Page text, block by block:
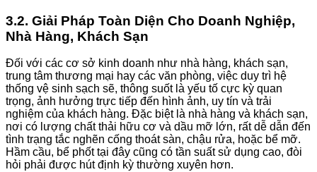
3.2. Giải Pháp Toàn Diện Cho Doanh Nghiệp,
Nhà Hàng, Khách Sạn
Đối với các cơ sở kinh doanh như nhà hàng, khách sạn,
trung tâm thương mại hay các văn phòng, việc duy trì hệ
thống vệ sinh sạch sẽ, thông suốt là yếu tố cực kỳ quan
trọng, ảnh hưởng trực tiếp đến hình ảnh, uy tín và trải
nghiệm của khách hàng. Đặc biệt là nhà hàng và khách sạn,
nơi có lượng chất thải hữu cơ và dầu mỡ lớn, rất dễ dẫn đến
tình trạng tắc nghẽn cống thoát sàn, chậu rửa, hoặc bể mỡ.
Hầm cầu, bể phốt tại đây cũng có tần suất sử dụng cao, đòi
hỏi phải được hút định kỳ thường xuyên hơn.